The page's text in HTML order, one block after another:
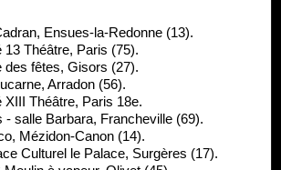
Ensues-la-Redonne (13).
13 Théâtre, Paris (75).
des fêtes, Gisors (27).
Arradon (56).
XIII Théâtre, Paris 18e.
- salle Barbara, Francheville (69).
Mézidon-Canon (14).
Culturel le Palace, Surgères (17).